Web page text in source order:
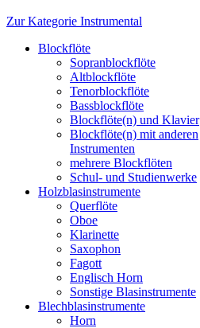
Zur Kategorie Instrumental
Blockflöte
Sopranblockflöte
Altblockflöte
Tenorblockflöte
Bassblockflöte
Blockflöte(n) und Klavier
Blockflöte(n) mit anderen
Instrumenten
mehrere Blockflöten
Schul- und Studienwerke
Holzblasinstrumente
Querflöte
Oboe
Klarinette
Saxophon
Fagott
Englisch Horn
Sonstige Blasinstrumente
Blechblasinstrumente
Horn